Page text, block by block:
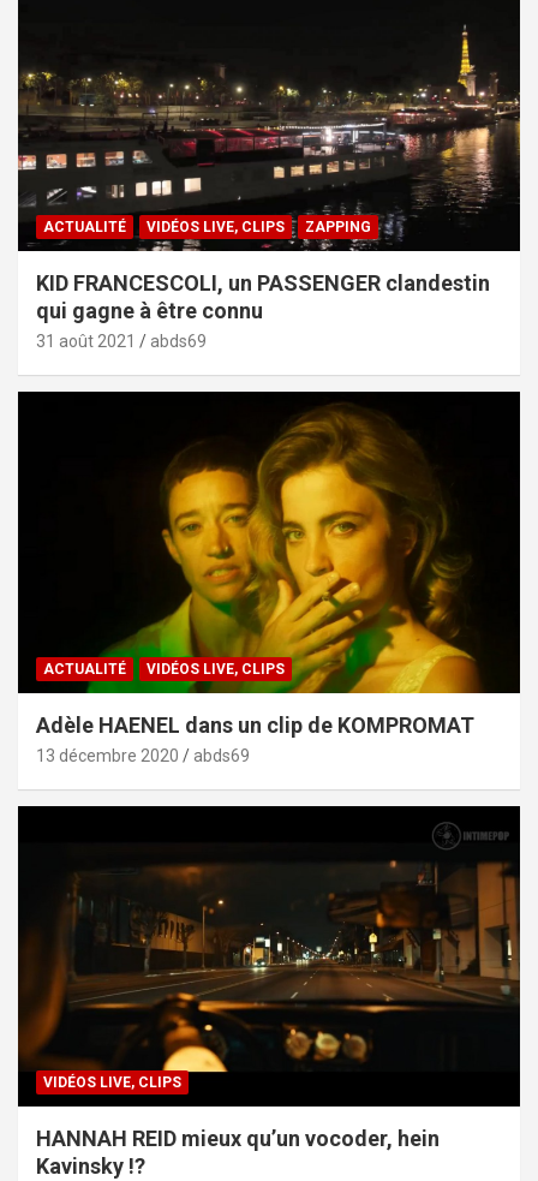
ACTUALITÉ VIDÉOS LIVE, CLIPS ZAPPING
KID FRANCESCOLI, un PASSENGER clandestin
qui gagne à être connu
31 août 2021 abds69
ACTUALITÉ VIDÉOS LIVE, CLIPS
Adèle HAENEL dans un clip de KOMPROMAT
13 décembre 2020 abds69
VIDÉOS LIVE, CLIPS
HANNAH REID mieux qu’un vocoder, hein
Kavinsky !?